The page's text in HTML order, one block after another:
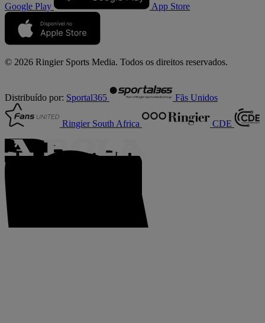
Google Play App Store
© 2026 Ringier Sports Media. Todos os direitos reservados.
Distribuído por: Sportal365 Fãs Unidos
Ringier South Africa CDE